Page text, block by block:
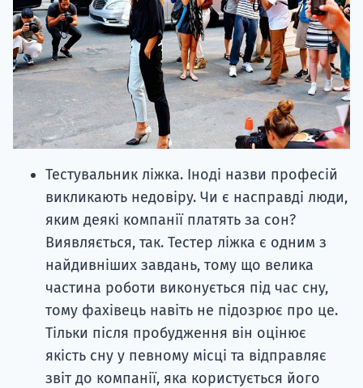
Тестувальник ліжка. Іноді назви професій
викликають недовіру. Чи є насправді люди,
яким деякі компанії платять за сон?
Виявляється, так. Тестер ліжка є одним з
найдивніших завдань, тому що велика
частина роботи виконується під час сну,
тому фахівець навіть не підозрює про це.
Тільки після пробудження він оцінює
якість сну у певному місці та відправляє
звіт до компанії, яка користується його